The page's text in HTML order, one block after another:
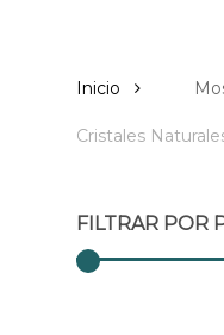
Inicio
Cristales
FILTRAR POR